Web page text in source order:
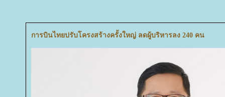
การบินไทยปรับโครงสร้างครั้งใหญ่ ลดผู้บริหารลง 240 คน